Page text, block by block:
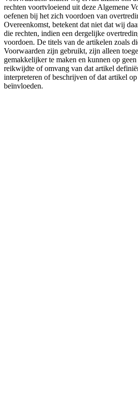
rechten voortvloeiend uit deze Algemene
oefenen bij het zich voordoen van
Overeenkomst, betekent dat niet dat wij
die rechten, indien een dergelijke
voordoen. De titels van de artikelen zoals
Voorwaarden zijn gebruikt, zijn alleen
gemakkelijker te maken en kunnen op
reikwijdte of omvang van dat artikel
interpreteren of beschrijven of dat artikel
beïnvloeden.